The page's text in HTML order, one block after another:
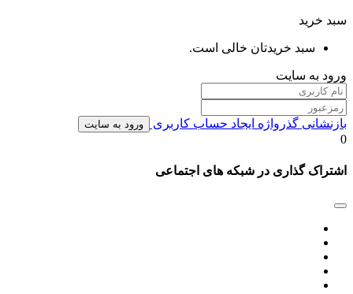
سبد خرید
سبد خریدتان خالی است.
ورود به سایت
بازنشانی گذرواژه ایجاد حساب کاربری ورود به سایت
0
اشتراک گذاری در شبکه های اجتماعی